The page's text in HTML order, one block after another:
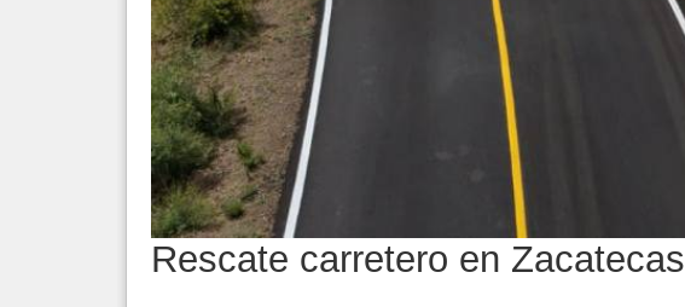
Rescate carretero en Zacatecas